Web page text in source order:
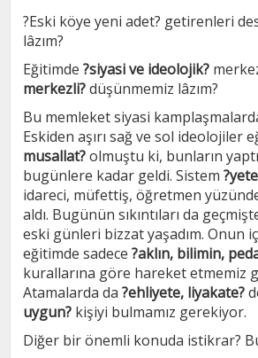
?Eski köye yeni adet? getirenleri
lâzım?
Eğitimde ?siyasi ve ideolojik?
merkezli?düşünmemiz lâzım?
Bu memleket siyasi
Eskiden aşırı sağ ve sol ideolojiler
musallat?olmuştu ki, bunların
bugünlere kadar geldi. Sistem
idareci, müfettiş, öğretmen
aldı. Bugünün sıkıntıları da
eski günleri bizzat yaşadım. Onun
eğitimde sadece ?aklın, bilimin,
kurallarına göre hareket etmemiz
Atamalarda da ?ehliyete, liyakate?
uygun? kişiyi bulmamız gerekiyor.
Diğer bir önemli konuda istikrar?